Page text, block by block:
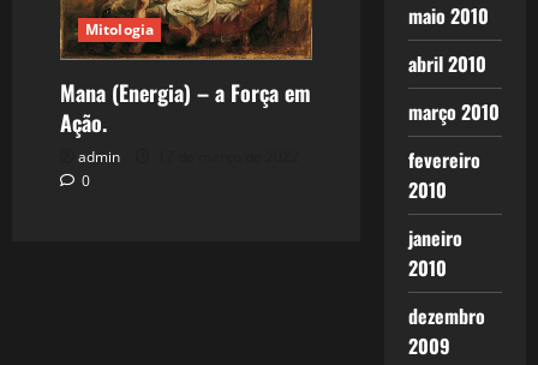
Mitologia
Mana (Energia) – a Força em
Ação.
admin
0
maio 2010
abril 2010
março 2010
fevereiro
2010
janeiro
2010
dezembro
2009